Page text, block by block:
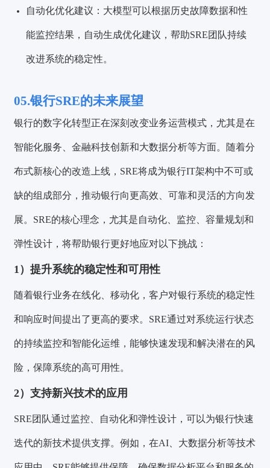
自动化优化建议：大模型可以根据历史故障数据和性
能监控结果，自动生成优化建议，帮助SRE团队持续
改进系统的稳定性。
05.银行SRE的未来展望
银行的数字化转型正在深刻改变业务运营模式，尤其是在
智能化服务、金融科技创新和大数据分析等方面。随着分
布式新核心的改造上线，SRE将成为银行IT架构中不可或
缺的组成部分，推动银行向更高效、可靠和灵活的方向发
展。SRE的核心理念，尤其是自动化、监控、容量规划和
弹性设计，将帮助银行更好地应对以下挑战：
1）提升系统的稳定性和可用性
随着银行业务在线化、移动化，客户对银行系统的稳定性
和响应时间提出了更高的要求。SRE通过对系统运行状态
的持续监控和智能化运维，能够快速发现和解决潜在的风
险，保障系统的高可用性。
2）支持新兴技术的应用
SRE团队通过监控、自动化和弹性设计，可以为银行快速
迭代的新技术提供支撑。例如，在AI、大数据分析等技术